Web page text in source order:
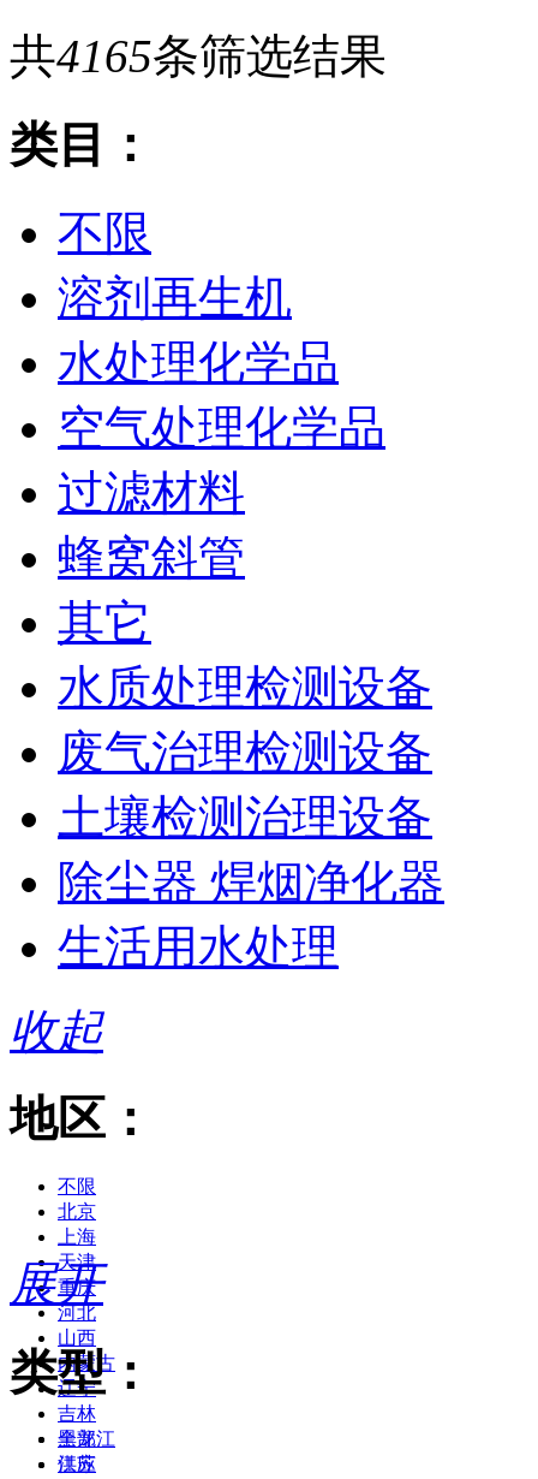
共4165条筛选结果
类目：
不限
溶剂再生机
水处理化学品
空气处理化学品
过滤材料
蜂窝斜管
其它
水质处理检测设备
废气治理检测设备
土壤检测治理设备
除尘器 焊烟净化器
生活用水处理
收起
地区：
不限
北京
上海
天津
重庆
河北
山西
内蒙古
辽宁
吉林
黑龙江
江苏
展开
类型：
全部
供应